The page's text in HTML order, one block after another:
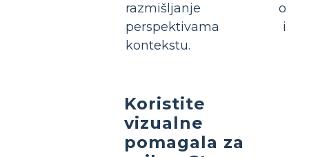
razmišljanje o
perspektivama i
kontekstu.
Koristite
vizualne
pomagala za